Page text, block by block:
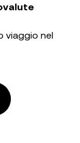
viaggio nel